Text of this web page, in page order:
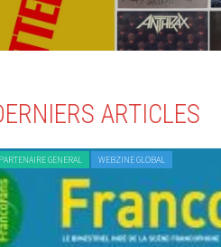
ARTICLES
GENERAL WEBZINE GLOBAL